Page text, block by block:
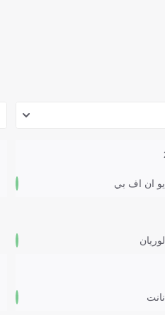
يو ان اف بي
لوريان
نانت